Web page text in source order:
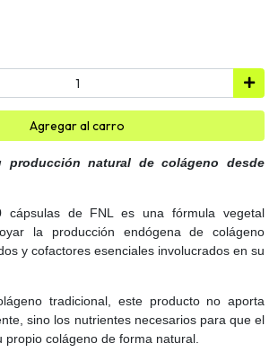
Agregar al carro
producción natural de colágeno desde
cápsulas de FNL es una fórmula vegetal
la producción endógena de colágeno
y cofactores esenciales involucrados en su
tradicional, este producto no aporta
sino los nutrientes necesarios para que el
propio colágeno de forma natural.